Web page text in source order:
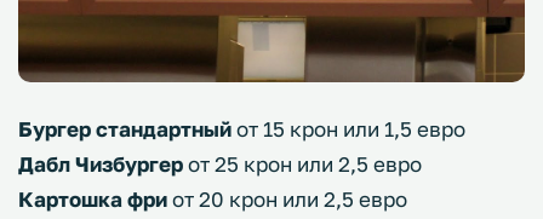
Бургер стандартныйот 15 крон или 1,5 евро
Дабл Чизбургерот 25 крон или 2,5 евро
Картошка фриот 20 крон или 2,5 евро